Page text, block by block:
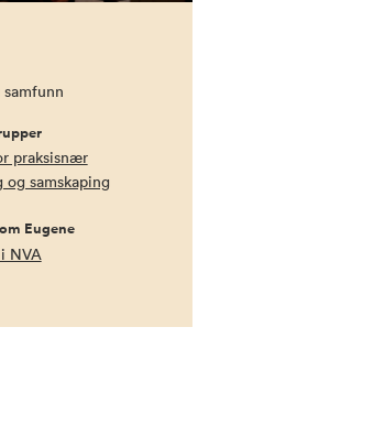
praksisnær
og samskaping
Eugene
NVA